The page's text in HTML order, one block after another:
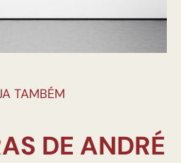
TAMBÉM
DE ANDRÉ